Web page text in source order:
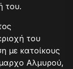
του.
του
με κατοίκους
Αλμυρού,